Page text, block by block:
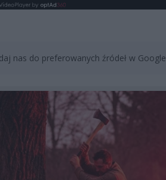
nas do preferowanych źródeł w Google